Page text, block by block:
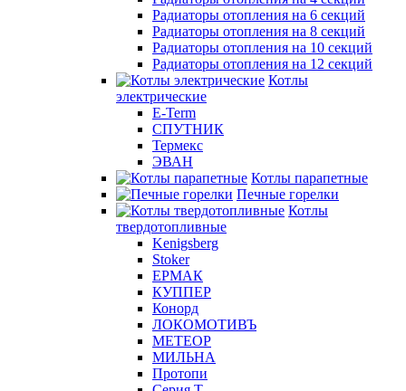
Радиаторы отопления на 6 секций
Радиаторы отопления на 8 секций
Радиаторы отопления на 10 секций
Радиаторы отопления на 12 секций
Котлы
электрические
E-Term
СПУТНИК
Термекс
ЭВАН
Котлы парапетные
Печные горелки
Котлы
твердотопливные
Kenigsberg
Stoker
ЕРМАК
КУППЕР
Конорд
ЛОКОМОТИВЪ
МЕТЕОР
МИЛЬНА
Протопи